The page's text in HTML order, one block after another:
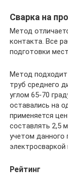
Сварка на
Метод
контакта. Все
подготовки
Метод
труб среднего
углом 65-70
оставались на
применяется
составлять 2,5
учетом
электросваркой
Рейтинг